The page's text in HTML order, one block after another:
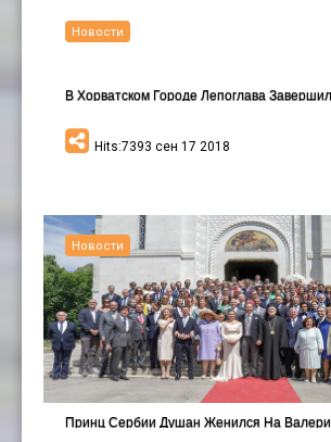
Hits:7393 сен 17 2018
Новости
Принц Сербии Душан Женился На
Новости